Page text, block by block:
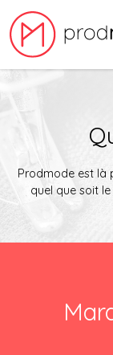
Prodmode est là
quel que soit